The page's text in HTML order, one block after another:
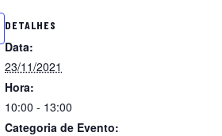
DETALHES
Data:
23/11/2021
Hora:
10:00 - 13:00
Categoria de Evento: